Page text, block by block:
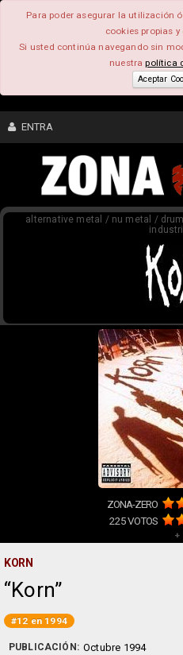
Para poder asegurar la utilización
cookies propias y
Si usted continúa navegando sin
nuestrapolítica
Aceptar
ENTRA
CONTENIDO
alternative metal / nu metal /
ZONA-ZERO
225VOTOS
+
KORN
Korn
#12 en 1994
PUBLICACIÓN: Octubre 1994